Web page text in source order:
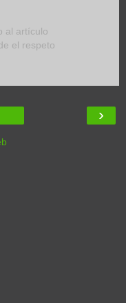
al artículo
el respeto
›